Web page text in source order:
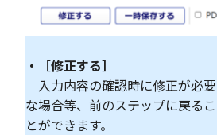
・［修正する］
入力内容の確認時に修正が必要
な場合等、前のステップに戻るこ
とができます。